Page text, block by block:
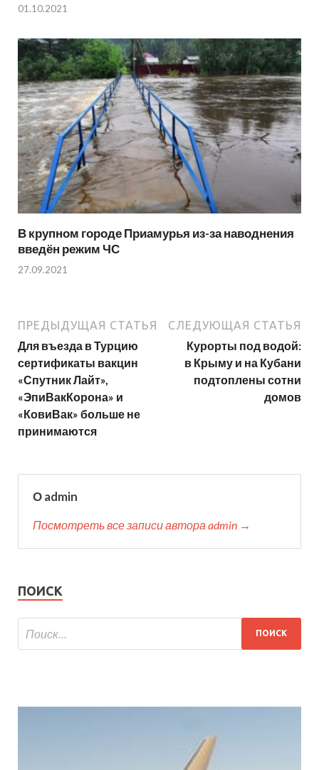
01.10.2021
В крупном городе Приамурья из-за наводнения
введён режим ЧС
27.09.2021
ПРЕДЫДУЩАЯ СТАТЬЯ
Для въезда в Турцию
сертификаты вакцин
«Спутник Лайт»,
«ЭпиВакКорона» и
«КовиВак» больше не
принимаются
СЛЕДУЮЩАЯ СТАТЬЯ
Курорты под водой:
в Крыму и на Кубани
подтоплены сотни
домов
О admin
Посмотреть все записи автора admin →
ПОИСК